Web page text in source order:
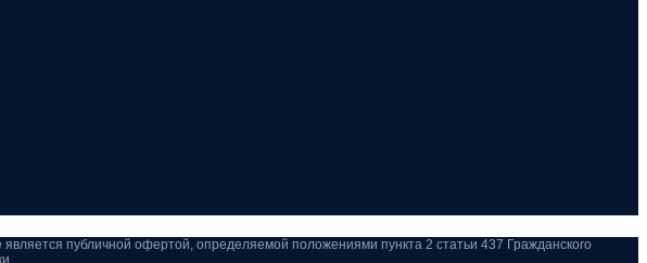
публичной офертой, определяемой положениями пункта 2 статьи 437 Гражданского